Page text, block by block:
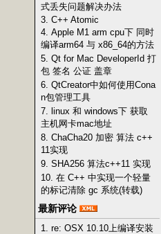
式丢失问题解决办法
3. C++ Atomic
4. Apple M1 arm cpu下 同时
编译arm64 与 x86_64的方法
5. Qt for Mac DeveloperId 打
包 签名 公证 盖章
6. QtCreator中如何使用Cona
n包管理工具
7. linux 和 windows下 获取
主机网卡mac地址
8. ChaCha20 加密 算法 c++
11实现
9. SHA256 算法c++11 实现
10. 在 C++ 中实现一个轻量
的标记清除 gc 系统(转载)
最新评论
1. re: OSX 10.10上编译安装